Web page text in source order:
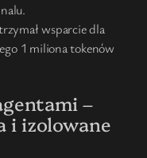
wsparcie dla
1 miliona tokenów
–
i izolowane